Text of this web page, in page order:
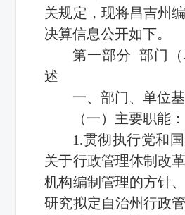
关规定，现将昌吉州
决算信息公开如下。
第一部分 部门
述
一、部门、单位
（一）主要职能：
1.贯彻执行党和
关于行政管理体制改
机构编制管理的方针
研究拟定自治州行政